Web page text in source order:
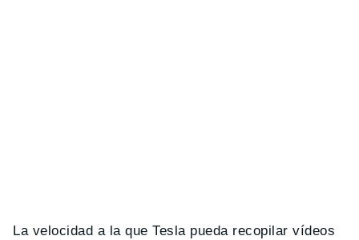
La velocidad a la que Tesla pueda recopilar vídeos